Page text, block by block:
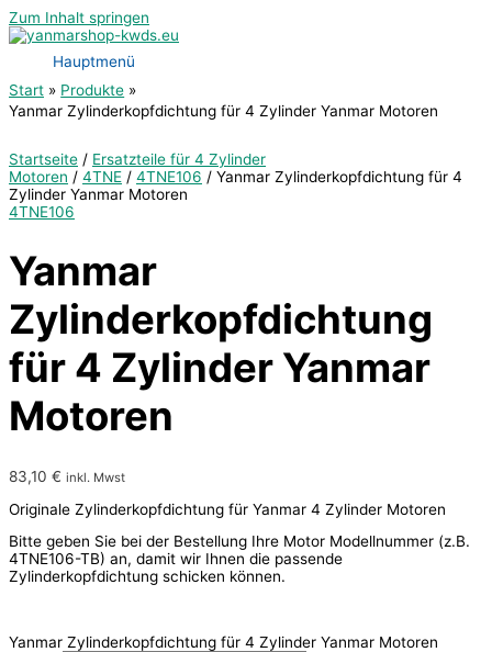
Zum Inhalt springen
Hauptmenü
Start
Produkte
Yanmar Zylinderkopfdichtung für 4 Zylinder Yanmar Motoren
Startseite / Ersatzteile für 4 Zylinder
Motoren / 4TNE / 4TNE106 / Yanmar Zylinderkopfdichtung für 4
Zylinder Yanmar Motoren
4TNE106
Yanmar
Zylinderkopfdichtung
für 4 Zylinder Yanmar
Motoren
83,10 € inkl. Mwst
Originale Zylinderkopfdichtung für Yanmar 4 Zylinder Motoren
Bitte geben Sie bei der Bestellung Ihre Motor Modellnummer (z.B.
4TNE106-TB) an, damit wir Ihnen die passende
Zylinderkopfdichtung schicken können.
Yanmar Zylinderkopfdichtung für 4 Zylinder Yanmar Motoren